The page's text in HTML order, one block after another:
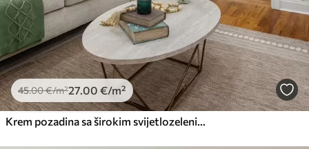
45.00€/m²27.00 €/m²
Krem pozadina sa širokim svijetlozelenim prugama